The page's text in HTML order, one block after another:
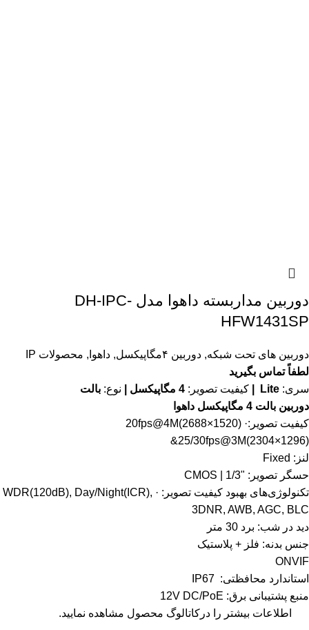
دوربین مداربسته داهوا مدل DH-IPC-
HFW1431SP
دوربین های تحت شبکه, دوربین ۴مگاپیکسل , داهوا , محصولات IP
لطفاً تماس بگیرید
سری: Lite | کیفیت تصویر: نوع: بالت
دوربین بالت 4 مگاپیکسل داهوا
کیفیت تصویر:· 20fps@4M(2688×1520)
&25/30fps@3M(2304×1296)
لنز: Fixed
حسگر تصویر: "1/3 | CMOS
تکنولوژی‌های بهبود کیفیت تصویر: · WDR(120dB), Day/Night(ICR),
3DNR, AWB, AGC, BLC
دید در شب: برد 30 متر
جنس بدنه: فلز + پلاستیک
ONVIF
استاندارد محافظتی: IP67
منبع پشتیبانی برق: 12V DC/PoE
اطلاعات بیشتر را در کاتالوگ محصول مشاهده نمایید.